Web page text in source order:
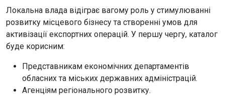
Локальна влада відіграє вагому роль у стимулюванні
розвитку місцевого бізнесу та створенні умов для
активізації експортних операцій. У першу чергу, каталог
буде корисним:
Представникам економічних департаментів
обласних та міських державних адміністрацій.
Агенціям регіонального розвитку.